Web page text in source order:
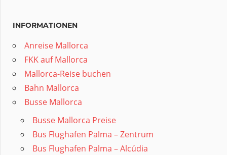
INFORMATIONEN
Anreise Mallorca
FKK auf Mallorca
Mallorca-Reise buchen
Bahn Mallorca
Busse Mallorca
Busse Mallorca Preise
Bus Flughafen Palma – Zentrum
Bus Flughafen Palma – Alcúdia